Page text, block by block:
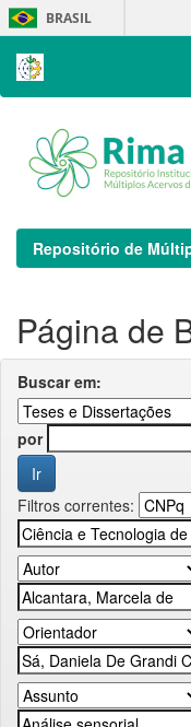
Skip
navigation
BRASIL
Repositório de
Página de
Buscar em:
por
Filtros correntes: